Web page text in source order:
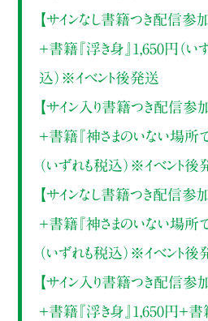
【サインなし書籍つき配信参
＋書籍『浮き身』1,650円（い
込）※イベント後発送
【サイン入り書籍つき配信参
＋書籍『神さまのいない場所
（いずれも税込）※イベント後
【サインなし書籍つき配信参
＋書籍『神さまのいない場所
（いずれも税込）※イベント後
【サイン入り書籍つき配信参
＋書籍『浮き身』1,650円＋書